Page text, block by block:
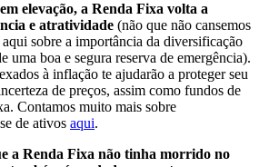
elevação, a Renda Fixa volta a
e atratividade (não que não cansemos
sobre a importância da diversificação
uma boa e segura reserva de emergência).
à inflação te ajudarão a proteger seu
de preços, assim como fundos de
Contamos muito mais sobre
de ativos aqui.
a Renda Fixa não tinha morrido no